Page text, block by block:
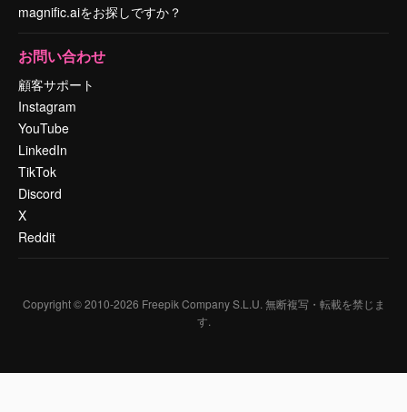
magnific.aiをお探しですか？
お問い合わせ
顧客サポート
Instagram
YouTube
LinkedIn
TikTok
Discord
X
Reddit
Copyright © 2010-2026 Freepik Company S.L.U. 無断複写・転載を禁じま
す.